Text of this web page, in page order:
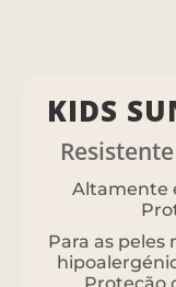
KIDS
Altamente
Para as peles
Proteção